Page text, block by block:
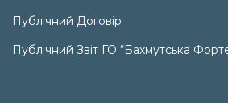
Публічний Договір
Публічний Звіт ГО “Бахмутська